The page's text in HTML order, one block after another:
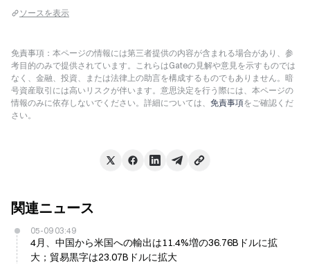
ソースを表示
免責事項：本ページの情報には第三者提供の内容が含まれる場合があり、参
考目的のみで提供されています。これらはGateの見解や意見を示すものでは
なく、金融、投資、または法律上の助言を構成するものでもありません。暗
号資産取引には高いリスクが伴います。意思決定を行う際には、本ページの
情報のみに依存しないでください。詳細については、 免責事項をご確認くだ
さい。
関連ニュース
05-09 03:49
4月、中国から米国への輸出は11.4%増の36.76Bドルに拡
大；貿易黒字は23.07Bドルに拡大